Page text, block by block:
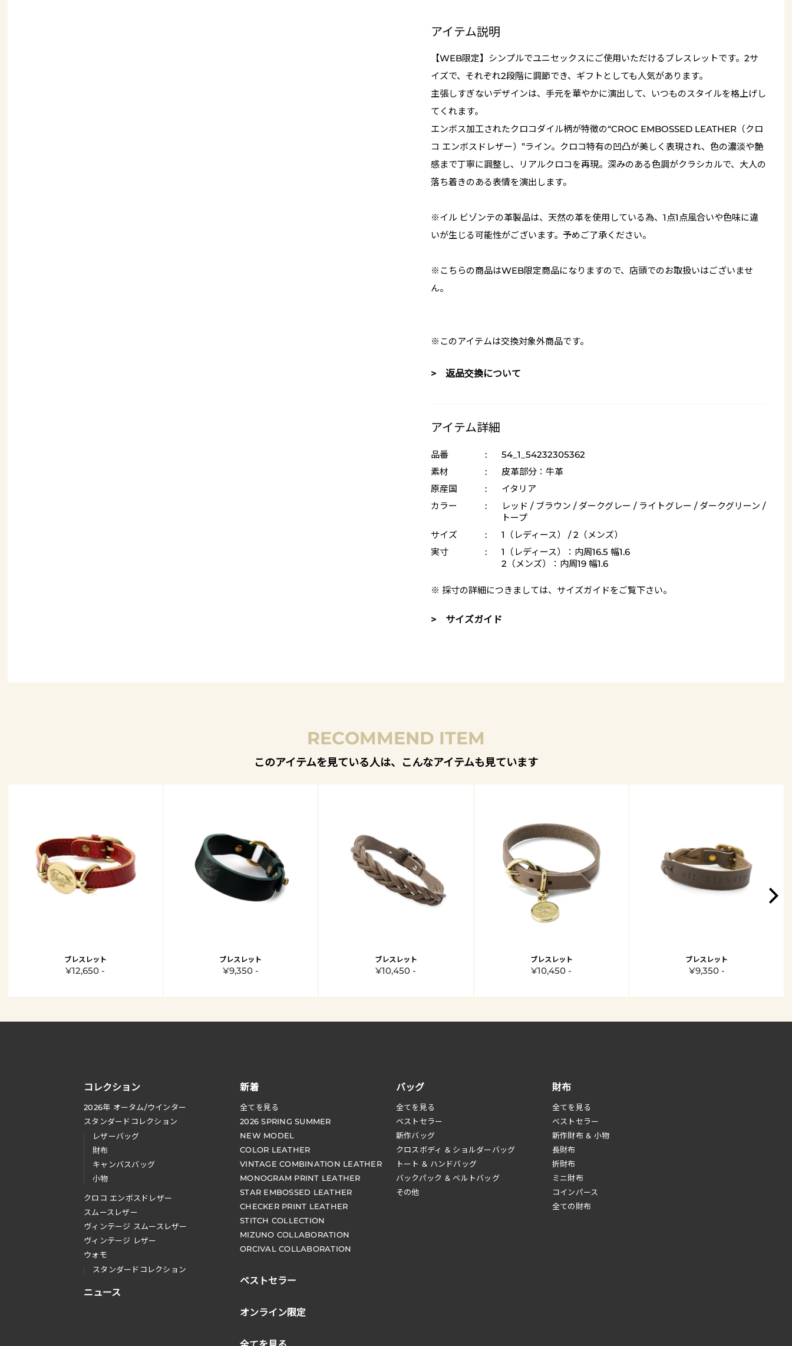
アイテム説明
【WEB限定】シンプルでユニセックスにご使用いただけるブレスレットです。2サ
イズで、それぞれ2段階に調節でき、ギフトとしても人気があります。
主張しすぎないデザインは、手元を華やかに演出して、いつものスタイルを格上げし
てくれます。
エンボス加工されたクロコダイル柄が特徴の“CROC EMBOSSED LEATHER（クロ
コ エンボスドレザー）”ライン。クロコ特有の凹凸が美しく表現され、色の濃淡や艶
感まで丁寧に調整し、リアルクロコを再現。深みのある色調がクラシカルで、大人の
落ち着きのある表情を演出します。
※イル ビゾンテの革製品は、天然の革を使用している為、1点1点風合いや色味に違
いが生じる可能性がございます。予めご了承ください。
※こちらの商品はWEB限定商品になりますので、店頭でのお取扱いはございませ
ん。
※このアイテムは交換対象外商品です。
> 返品交換について
アイテム詳細
品番 :
54_1_54232305362
素材
:
皮革部分：牛革
原産国
:
イタリア
カラー
:
レッド / ブラウン / ダークグレー / ライトグレー / ダークグリーン /
トープ
サイズ
:
1（レディース） / 2（メンズ）
実寸
:
1（レディース）：内周16.5 幅1.6
2（メンズ）：内周19 幅1.6
※ 採寸の詳細につきましては、 サイズガイドをご覧下さい。
> サイズガイド
RECOMMEND ITEM
このアイテムを見ている人は、こんなアイテムも見ています
ブレスレット
¥12,650 -
ブレスレット
¥9,350 -
ブレスレット
¥10,450 -
ブレスレット
¥10,450 -
ブレスレット
¥9,350 -
コレクション
2026年 オータム/ウインター
スタンダードコレクション
レザーバッグ
財布
キャンバスバッグ
小物
クロコ エンボスドレザー
スムースレザー
ヴィンテージ スムースレザー
ヴィンテージ レザー
ウォモ
スタンダードコレクション
ニュース
新着
全てを見る
2026 SPRING SUMMER
NEW MODEL
COLOR LEATHER
VINTAGE COMBINATION LEATHER
MONOGRAM PRINT LEATHER
STAR EMBOSSED LEATHER
CHECKER PRINT LEATHER
STITCH COLLECTION
MIZUNO COLLABORATION
ORCIVAL COLLABORATION
ベストセラー
オンライン限定
財布
全てを見る
べストセラー
新作財布 & 小物
長財布
折財布
ミニ財布
コインパース
全ての財布
バッグ
全てを見る
ベストセラー
新作バッグ
クロスボディ & ショルダーバッグ
トート & ハンドバッグ
バックパック & ベルトバッグ
その他